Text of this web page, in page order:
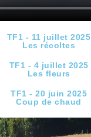
TF1 - 11 juillet 2025
Les récoltes
TF1 - 4 juillet 2025
Les fleurs
TF1 - 20 juin 2025
Coup de chaud